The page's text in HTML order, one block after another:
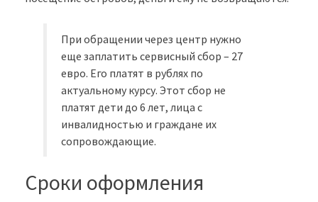
При обращении через центр нужно
еще заплатить сервисный сбор – 27
евро. Его платят в рублях по
актуальному курсу. Этот сбор не
платят дети до 6 лет, лица с
инвалидностью и граждане их
сопровождающие.
Сроки оформления